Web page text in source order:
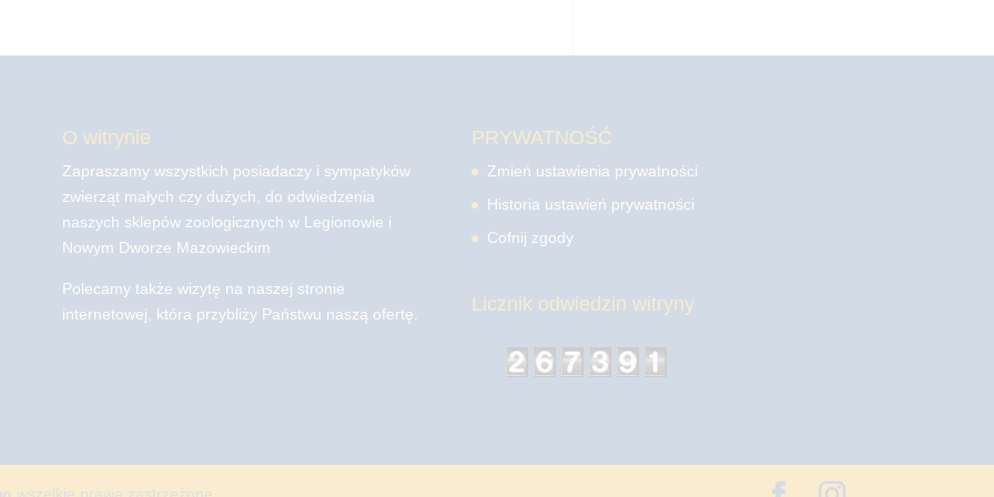
O witrynie
Zapraszamy wszystkich posiadaczy i sympatyków
zwierząt małych czy dużych, do odwiedzenia
naszych sklepów zoologicznych w Legionowie i
Nowym Dworze Mazowieckim
Polecamy także wizytę na naszej stronie
internetowej, która przybliży Państwu naszą ofertę.
PRYWATNOŚĆ
Zmień ustawienia prywatności
Historia ustawień prywatności
Cofnij zgody
Licznik odwiedzin witryny